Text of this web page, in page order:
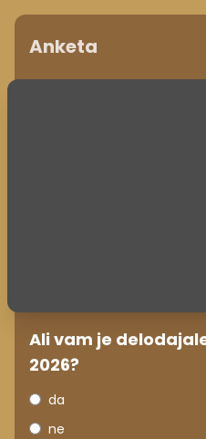
Anketa
Ali vam je
2026?
da
ne